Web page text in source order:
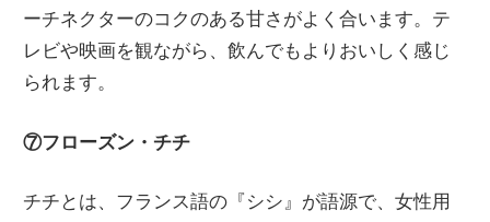
ーチネクターのコクのある甘さがよく合います。テ
レビや映画を観ながら、飲んでもよりおいしく感じ
られます。
⑦フローズン・チチ
チチとは、フランス語の『シシ』が語源で、女性用